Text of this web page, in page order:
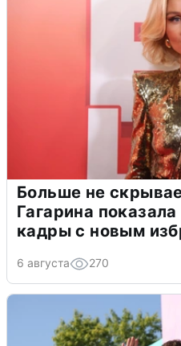
Больше не
Гагарина
кадры с новым
6 августа 270